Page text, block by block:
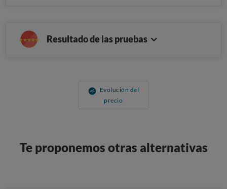
Resultado de las pruebas
Evolución del
precio
Te proponemos otras alternativas